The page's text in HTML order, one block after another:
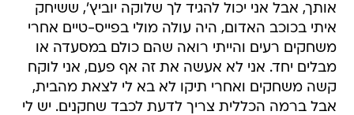
אותך, אבל אני יכול להגיד לך שלוקה יוביץ', ששיחק
איתי בכוכב האדום, היה עולה מולי בפייס-טיים אחרי
משחקים רעים והייתי רואה שהם כולם במסעדה או
מבלים יחד. אני לא אעשה את זה אף פעם, אני לוקח
קשה משחקים ואחרי תיקו לא בא לי לצאת מהבית,
אבל ברמה הכללית צריך לדעת לכבד שחקנים. יש לי